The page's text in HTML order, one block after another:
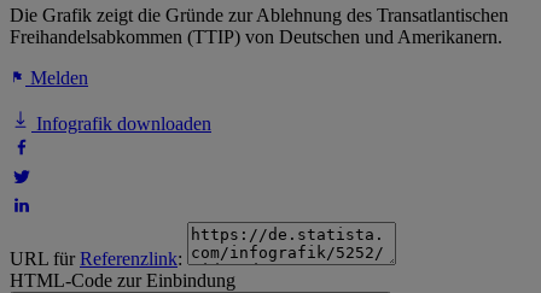
Die Grafik zeigt die Gründe zur Ablehnung des Transatlantischen
Freihandelsabkommen (TTIP) von Deutschen und Amerikanern.
Melden
Infografik downloaden
URL fürReferenzlink:
HTML-Code zur Einbindung